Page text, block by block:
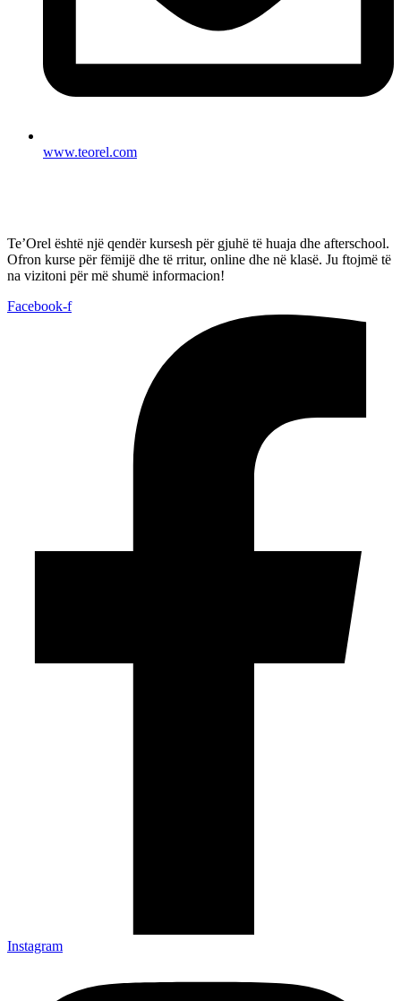
www.teorel.com
Te’Orel është një qendër kursesh për gjuhë të huaja dhe afterschool.
Ofron kurse për fëmijë dhe të rritur, online dhe në klasë. Ju ftojmë të
na vizitoni për më shumë informacion!
Facebook-f
Instagram